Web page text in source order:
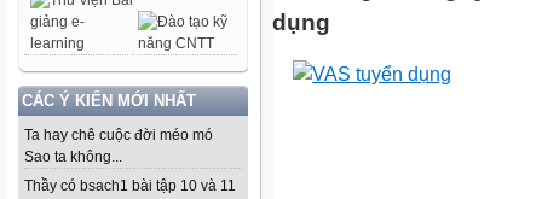
CÁC Ý KIẾN MỚI NHẤT
Ta hay chê cuộc đời méo mó
Sao ta không...
Thầy có bsach1 bài tập 10 và 11
dụng